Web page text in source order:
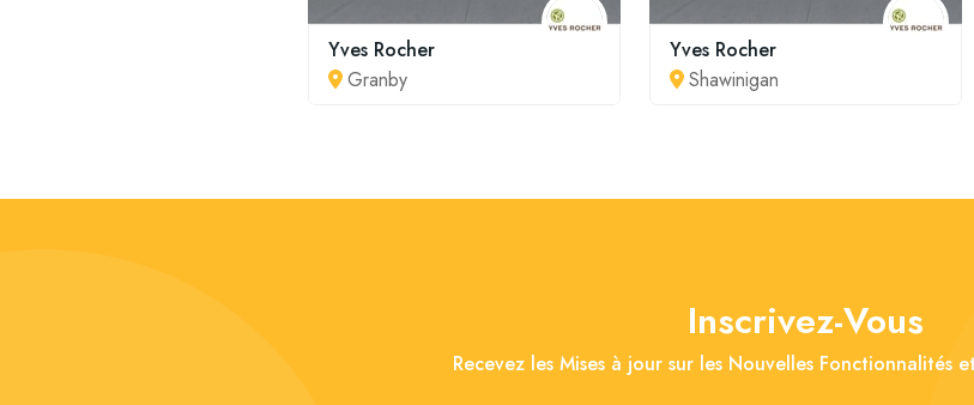
Yves Rocher
Granby
Yves Rocher
Shawinigan
Inscrivez-Vous
Recevez les Mises à jour sur les Nouvelles Fonctionnalités